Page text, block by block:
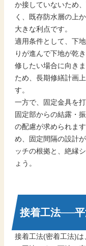
か接していないため
く、既存防水層の上
大きな利点です。
適用条件として、下
りが進んで下地が乾
修したい場合に向き
ため、長期修繕計画
す。
一方で、固定金具を
固定部からの結露・
の配慮が求められま
め、固定間隔の設計
ッチの根拠と、絶縁
ょう。
接着工法──
接着工法(密着工法)